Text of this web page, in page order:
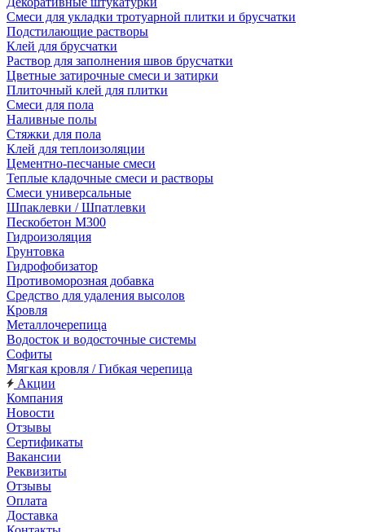
Смеси для укладки тротуарной плитки и брусчатки
Подстилающие растворы
Клей для брусчатки
Раствор для заполнения швов брусчатки
Цветные затирочные смеси и затирки
Плиточный клей для плитки
Смеси для пола
Наливные полы
Стяжки для пола
Клей для теплоизоляции
Цементно-песчаные смеси
Теплые кладочные смеси и растворы
Смеси универсальные
Шпаклевки / Шпатлевки
Пескобетон М300
Гидроизоляция
Грунтовка
Гидрофобизатор
Противоморозная добавка
Средство для удаления высолов
Кровля
Металлочерепица
Водосток и водосточные системы
Софиты
Мягкая кровля / Гибкая черепица
Акции
Компания
Новости
Отзывы
Сертификаты
Вакансии
Реквизиты
Отзывы
Оплата
Доставка